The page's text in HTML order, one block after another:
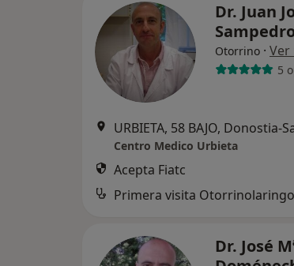
Dr. Juan
Otorrino · Ver
5
Centro Medico Urbieta
Acepta Fiatc
Primera visita
Dr. José